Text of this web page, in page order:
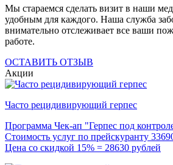
Мы стараемся сделать визит в наши
удобным для каждого. Наша служба
внимательно отслеживает все ваши
работе.
ОСТАВИТЬ ОТЗЫВ
Акции
Часто рецидивирующий герпес
Программа Чек-ап "Герпес под
Стоимость услуг по прейскуранту
Цена со скидкой 15% = 28630 рублей